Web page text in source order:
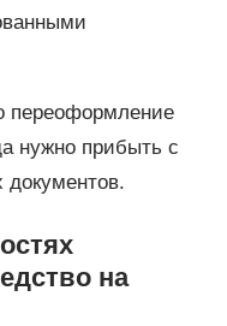
нужно прибыть с
на